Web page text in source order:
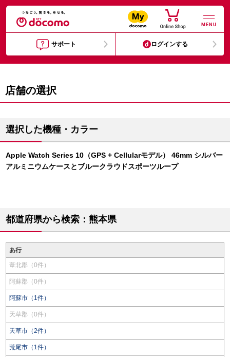
MENU
サポート ログインする
店舗の選択
選択した機種・カラー
Apple Watch Series 10（GPS + Cellularモデル） 46mm シルバー
アルミニウムケースとブルークラウドスポーツループ
都道府県から検索：熊本県
あ行
葦北郡（0件）
阿蘇郡（0件）
阿蘇市（1件）
天草郡（0件）
天草市（2件）
荒尾市（1件）